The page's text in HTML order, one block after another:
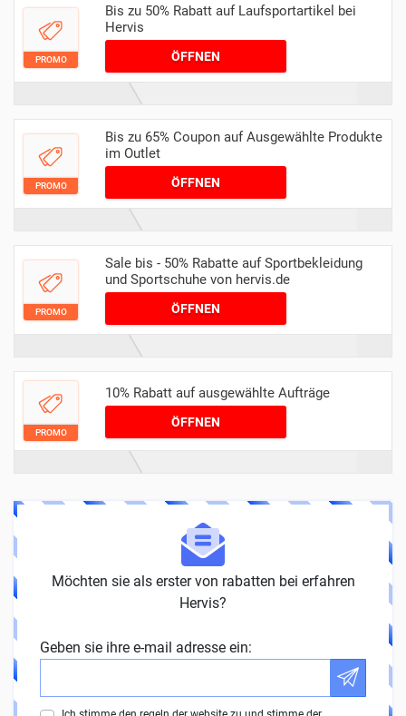
PROMO
Bis zu 50% Rabatt auf Laufsportartikel bei
Hervis
ÖFFNEN
PROMO
Bis zu 65% Coupon auf Ausgewählte Produkte
im Outlet
ÖFFNEN
PROMO
Sale bis - 50% Rabatte auf Sportbekleidung
und Sportschuhe von hervis.de
ÖFFNEN
PROMO
10% Rabatt auf ausgewählte Aufträge
ÖFFNEN
Möchten sie als erster von rabatten bei erfahren
Hervis?
Geben sie ihre e-mail adresse ein: